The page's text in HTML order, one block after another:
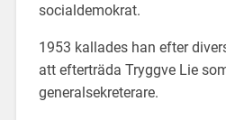
socialdemokrat.
1953 kallades han efter
att efterträda Tryggve Lie
generalsekreterare.